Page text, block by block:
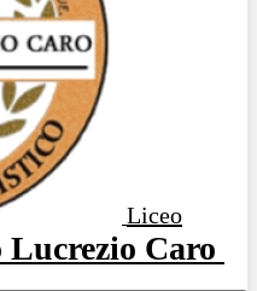
Liceo
Lucrezio Caro